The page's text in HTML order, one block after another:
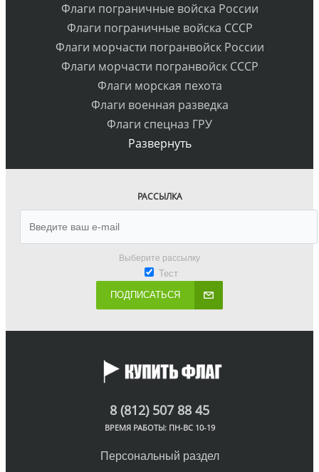
Флаги пограничные войска России
Флаги пограничные войска СССР
Флаги морчасти погранвойск России
Флаги морчасти погранвойск СССР
Флаги морская пехота
Флаги военная разведка
Флаги спецназ ГРУ
Развернуть
РАССЫЛКА
Выберите рассылку
Тест
ПОДПИСАТЬСЯ
8 (812) 507 88 45
ВРЕМЯ РАБОТЫ: ПН-ВС 10-19
Персональный раздел